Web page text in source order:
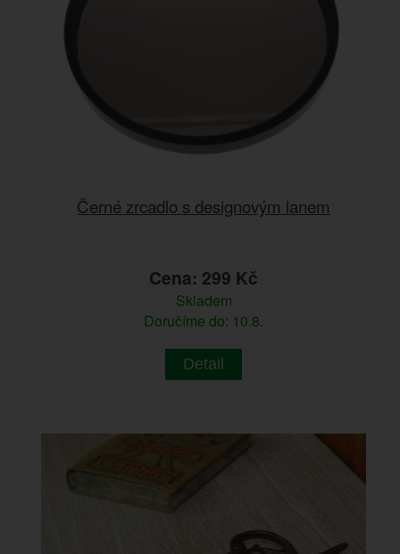
Černé zrcadlo s designovým lanem
Cena: 299 Kč
Skladem
Doručíme do: 10.8.
Detail